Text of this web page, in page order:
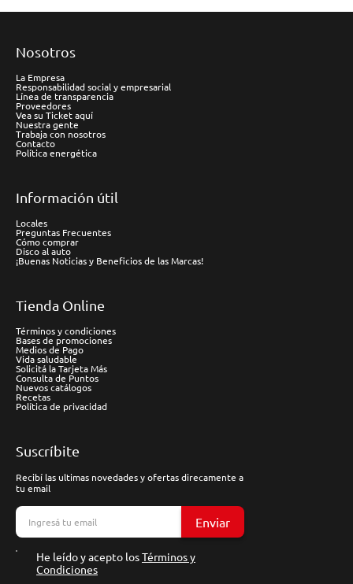
Nosotros
La Empresa
Responsabilidad social y empresarial
Línea de transparencia
Proveedores
Vea su Ticket aquí
Nuestra gente
Trabaja con nosotros
Contacto
Política energética
Información útil
Locales
Preguntas Frecuentes
Cómo comprar
Disco al auto
¡Buenas Noticias y Beneficios de las Marcas!
Tienda Online
Términos y condiciones
Bases de promociones
Medios de Pago
Vida saludable
Solicitá la Tarjeta Más
Consulta de Puntos
Nuevos catálogos
Recetas
Política de privacidad
Suscríbite
Recibí las ultimas novedades y ofertas direcamente a
tu email
Enviar
He leído y acepto losTérminos y
Condiciones